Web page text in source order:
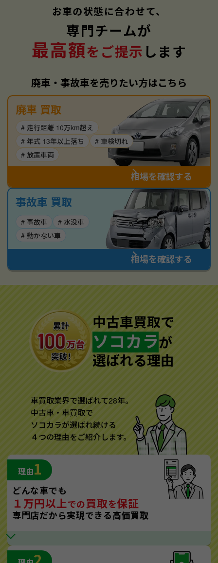
お車の状態に合わせて、
専門チームが
最高額をご提示 します
廃車・事故車を売りたい方はこちら
廃車 買取
# 走行距離 10万km超え
# 年式 13年以上落ち
# 車検切れ
# 放置車両
相場を確認する
事故車 買取
# 事故車
# 水没車
# 動かない車
相場を確認する
中古車買取で
ソコカラが
選ばれる理由
車買取業界で選ばれて28年。
中古車・車買取で
ソコカラが選ばれ続ける
４つの理由をご紹介します。
理由1
どんな車でも
１万円以上での買取を保証
専門店だから実現できる高価買取